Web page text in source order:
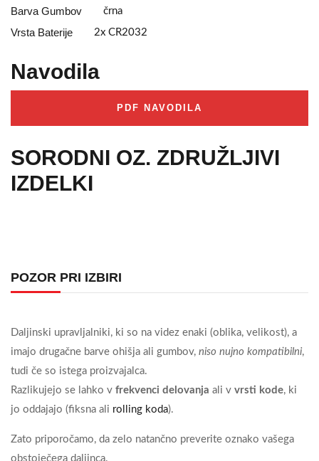
Barva Gumbov črna
Vrsta Baterije 2x CR2032
Navodila
PDF NAVODILA
SORODNI OZ. ZDRUŽLJIVI
IZDELKI
POZOR PRI IZBIRI
Daljinski upravljalniki, ki so na videz enaki (oblika, velikost), a
imajo drugačne barve ohišja ali gumbov, niso nujno kompatibilni,
tudi če so istega proizvajalca.
Razlikujejo se lahko v frekvenci delovanja ali v vrsti kode, ki
jo oddajajo (fiksna ali rolling koda).
Zato priporočamo, da zelo natančno preverite oznako vašega
obstoječega daljinca.